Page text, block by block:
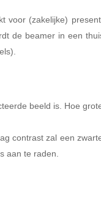
voor (zakelijke)
de beamer in een
beeld is. Hoe
contrast zal een
aan te raden.